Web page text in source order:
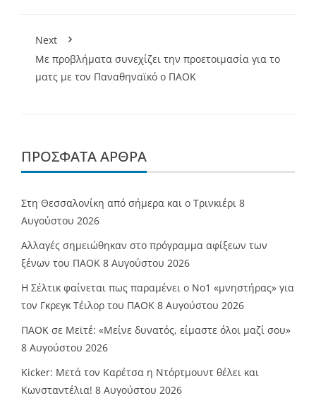
Next
Με προβλήματα συνεχίζει την προετοιμασία για το
ματς με τον Παναθηναϊκό ο ΠΑΟΚ
ΠΡΌΣΦΑΤΑ ΆΡΘΡΑ
Στη Θεσσαλονίκη από σήμερα και ο Τρινκιέρι 8
Αυγούστου 2026
Αλλαγές σημειώθηκαν στο πρόγραμμα αφίξεων των
ξένων του ΠΑΟΚ 8 Αυγούστου 2026
Η Σέλτικ φαίνεται πως παραμένει ο Νο1 «μνηστήρας» για
τον Γκρεγκ Τέιλορ του ΠΑΟΚ 8 Αυγούστου 2026
ΠΑΟΚ σε Μεϊτέ: «Μείνε δυνατός, είμαστε όλοι μαζί σου»
8 Αυγούστου 2026
Kicker: Μετά τον Καρέτσα η Ντόρτμουντ θέλει και
Κωνσταντέλια! 8 Αυγούστου 2026